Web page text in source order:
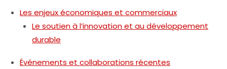
Les enjeux économiques et commerciaux
Le soutien à l’innovation et au développement
durable
Événements et collaborations récentes